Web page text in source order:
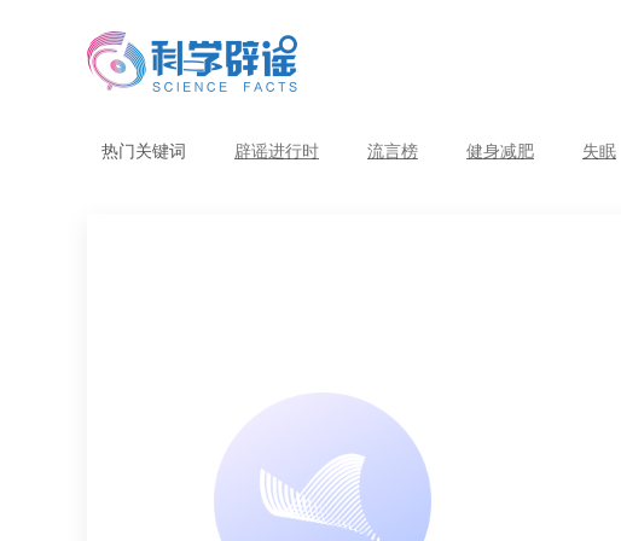
热门关键词 辟谣进行时 流言榜 健身减肥 失眠